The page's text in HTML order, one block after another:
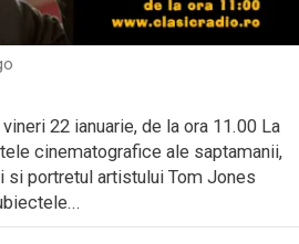
22 ianuarie, de la ora 11.00 La
cinematografice ale saptamanii,
si portretul artistului Tom Jones